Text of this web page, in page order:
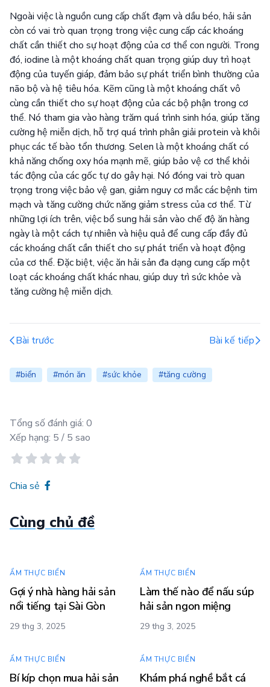
Ngoài việc là nguồn cung cấp chất đạm và dầu béo, hải sản
còn có vai trò quan trọng trong việc cung cấp các khoáng
chất cần thiết cho sự hoạt động của cơ thể con người. Trong
đó, iodine là một khoáng chất quan trọng giúp duy trì hoạt
động của tuyến giáp, đảm bảo sự phát triển bình thường của
não bộ và hệ tiêu hóa. Kẽm cũng là một khoáng chất vô
cùng cần thiết cho sự hoạt động của các bộ phận trong cơ
thể. Nó tham gia vào hàng trăm quá trình sinh hóa, giúp tăng
cường hệ miễn dịch, hỗ trợ quá trình phân giải protein và khôi
phục các tế bào tổn thương. Selen là một khoáng chất có
khả năng chống oxy hóa mạnh mẽ, giúp bảo vệ cơ thể khỏi
tác động của các gốc tự do gây hại. Nó đóng vai trò quan
trọng trong việc bảo vệ gan, giảm nguy cơ mắc các bệnh tim
mạch và tăng cường chức năng giảm stress của cơ thể. Từ
những lợi ích trên, việc bổ sung hải sản vào chế độ ăn hàng
ngày là một cách tự nhiên và hiệu quả để cung cấp đầy đủ
các khoáng chất cần thiết cho sự phát triển và hoạt động
của cơ thể. Đặc biệt, việc ăn hải sản đa dạng cung cấp một
loạt các khoáng chất khác nhau, giúp duy trì sức khỏe và
tăng cường hệ miễn dịch.
Bài trước Bài kế tiếp
#biển #món ăn #sức khỏe #tăng cường
Tổng số đánh giá: 0
Xếp hạng: 5 / 5 sao
Chia sẻ
Cùng chủ đề
ẨM THỰC BIỂN
Gợi ý nhà hàng hải sản
nổi tiếng tại Sài Gòn
29 thg 3, 2025
ẨM THỰC BIỂN
Làm thế nào để nấu súp
hải sản ngon miệng
29 thg 3, 2025
ẨM THỰC BIỂN
Bí kíp chọn mua hải sản
ẨM THỰC BIỂN
Khám phá nghề bắt cá